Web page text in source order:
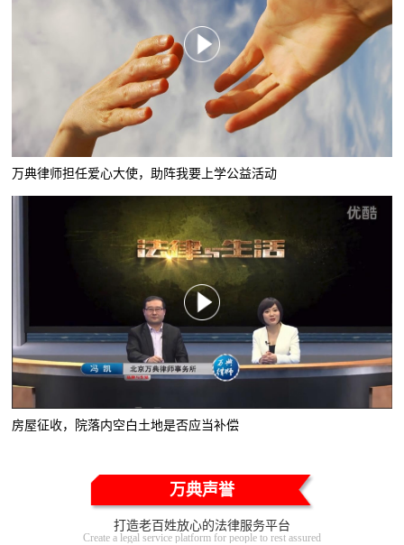
万典律师担任爱心大使，助阵我要上学公益活动
房屋征收，院落内空白土地是否应当补偿
万典声誉
打造老百姓放心的法律服务平台
Create a legal service platform for people to rest assured